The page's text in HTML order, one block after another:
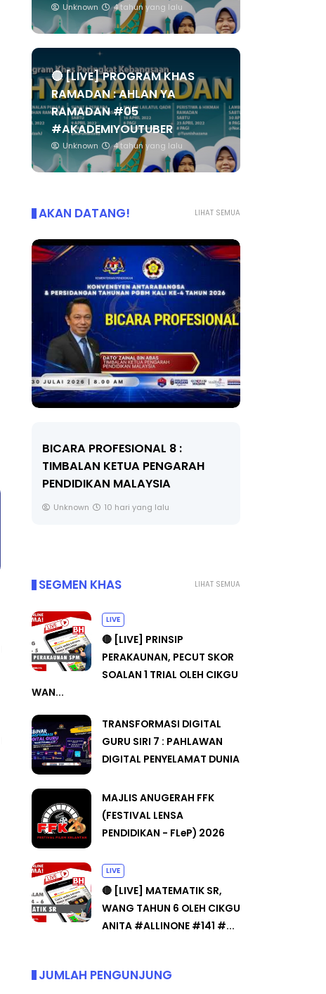
Unknown 4 tahun yang lalu
🔴 [LIVE] PROGRAM KHAS
RAMADAN : AHLAN YA
RAMADAN #05
#AKADEMIYOUTUBER
Unknown 4 tahun yang lalu
LIHAT SEMUA
AKAN DATANG!
BICARA PROFESIONAL 8 :
TIMBALAN KETUA PENGARAH
PENDIDIKAN MALAYSIA
Unknown 10 hari yang lalu
LIHAT SEMUA
SEGMEN KHAS
LIVE
🔴 [LIVE] PRINSIP
PERAKAUNAN, PECUT SKOR
SOALAN 1 TRIAL OLEH CIKGU
WAN...
TRANSFORMASI DIGITAL
GURU SIRI 7 : PAHLAWAN
DIGITAL PENYELAMAT DUNIA
MAJLIS ANUGERAH FFK
(FESTIVAL LENSA
PENDIDIKAN - FLeP) 2026
LIVE
🔴 [LIVE] MATEMATIK SR,
WANG TAHUN 6 OLEH CIKGU
ANITA #ALLINONE #141 #...
JUMLAH PENGUNJUNG